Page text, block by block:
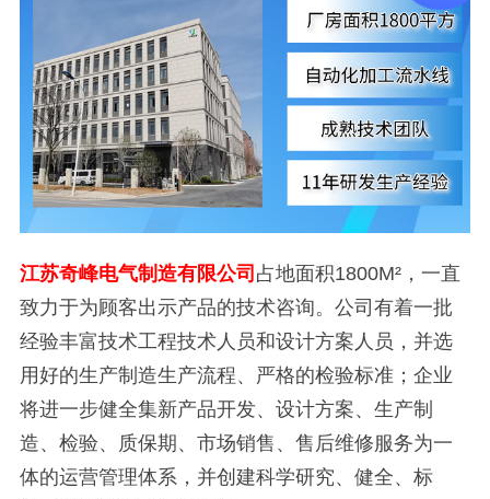
江苏奇峰电气制造有限公司 占地面积1800M²，一直
致力于为顾客出示产品的技术咨询。公司有着一批
经验丰富技术工程技术人员和设计方案人员，并选
用好的生产制造生产流程、严格的检验标准；企业
将进一步健全集新产品开发、设计方案、生产制
造、检验、质保期、市场销售、售后维修服务为一
体的运营管理体系，并创建科学研究、健全、标